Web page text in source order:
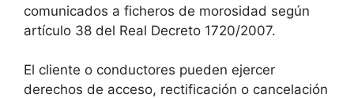
comunicados a ficheros de morosidad según
artículo 38 del Real Decreto 1720/2007.
El cliente o conductores pueden ejercer
derechos de acceso, rectificación o cancelación